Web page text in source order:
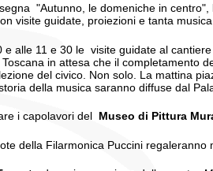
"Autunno, le domeniche in
visite guidate, proiezioni e tanta
e alle 11 e 30 le visite guidate al cantiere
in attesa che il completamento
del civico. Non solo. La mattina
della musica saranno diffuse dal
i capolavori del Museo di Pittura
della Filarmonica Puccini regaleranno